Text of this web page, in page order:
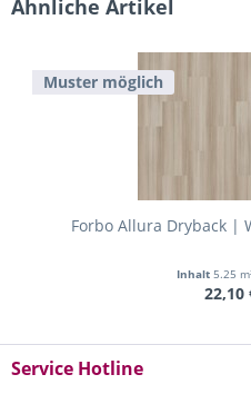
Ähnliche Artikel
Muster möglich
Forbo Allura Dryback |
Inhalt 5.25
22,10
Service Hotline